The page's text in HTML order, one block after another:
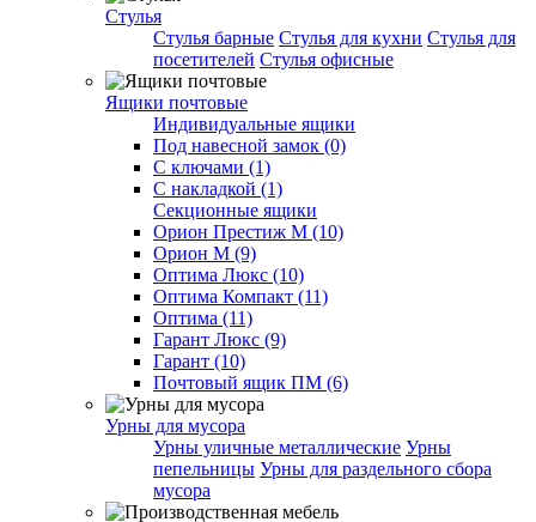
Стулья
Стулья барные Стулья для кухни Стулья для
посетителей Стулья офисные
Ящики почтовые
Индивидуальные ящики
Под навесной замок (0)
С ключами (1)
С накладкой (1)
Секционные ящики
Орион Престиж М (10)
Орион М (9)
Оптима Люкс (10)
Оптима Компакт (11)
Оптима (11)
Гарант Люкс (9)
Гарант (10)
Почтовый ящик ПМ (6)
Урны для мусора
Урны уличные металлические Урны
пепельницы Урны для раздельного сбора
мусора